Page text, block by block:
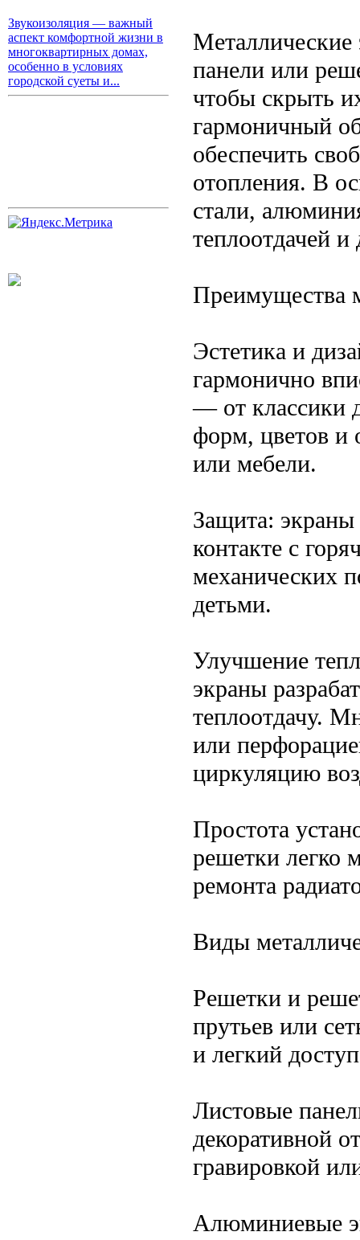
Звукоизоляция — важный
аспект комфортной жизни в
многоквартирных домах,
особенно в условиях
городской суеты и...
панели или
чтобы скрыть
гармоничный
обеспечить
отопления. В
стали,
теплоотдачей
Преимущества
Эстетика и
гармонично
— от классики
форм, цветов и
или мебели.
Защита:
контакте с
механических
детьми.
Улучшение
экраны
теплоотдачу.
или
циркуляцию
Простота
решетки легко
ремонта
Виды
Решетки и
прутьев или
и легкий
Листовые
декоративной
гравировкой
Алюминиевые